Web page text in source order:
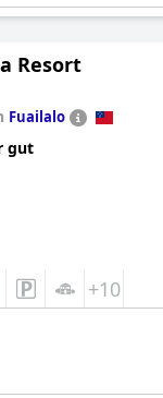
Resort
Fuailalo
gut
+10